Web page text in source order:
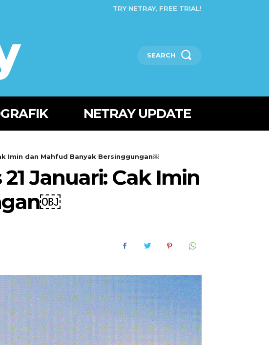
TRY NETRAY, FREE TRIAL!
SEARCH
NETRAY UPDATE
Imin dan Mahfud Banyak Bersinggungan￼
Januari: Cak Imin